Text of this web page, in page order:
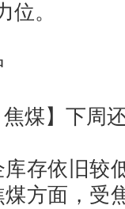
位。
煤】下周
依旧较低
方面，受